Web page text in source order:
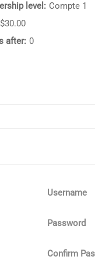
level: Compte 1
$30.00
after: 0
Username
Password
Confirm